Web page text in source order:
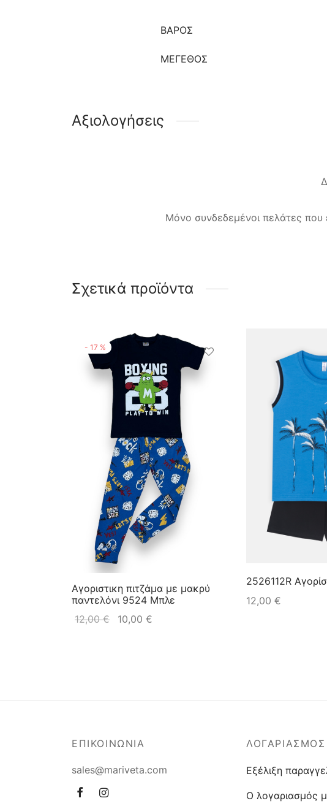
ΒΆΡΟΣ
ΜΈΓΕΘΟΣ
Αξιολογήσεις
Μόνο συνδεδεμένοι πελάτες που
Σχετικά προϊόντα
- 17 %
Αγοριστικη πιτζάμα με μακρύ
παντελόνι 9524 Μπλε
12,00€ 10,00 €
2526112R
12,00 €
ΕΠΙΚΟΙΝΩΝΙΑ
sales@mariveta.com
ΛΟΓΑΡΙΑΣΜΟΣ
Εξέλιξη
Ο λογαριασμός